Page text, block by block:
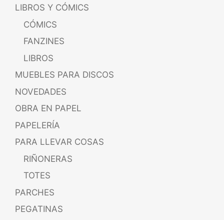
LIBROS Y CÓMICS
CÓMICS
FANZINES
LIBROS
MUEBLES PARA DISCOS
NOVEDADES
OBRA EN PAPEL
PAPELERÍA
PARA LLEVAR COSAS
RIÑONERAS
TOTES
PARCHES
PEGATINAS